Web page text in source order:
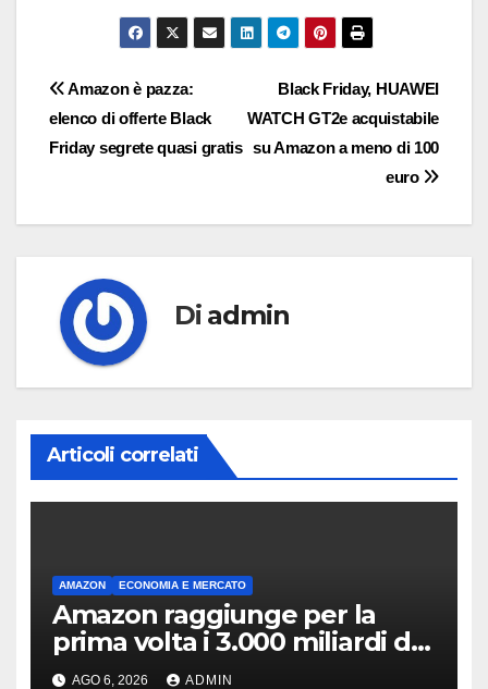
Navigazione
articoli
Black Friday, HUAWEI
WATCH GT2e acquistabile
su Amazon a meno di 100
euro
Amazon è pazza:
elenco di offerte Black
Friday segrete quasi gratis
Di admin
Articoli correlati
AMAZON ECONOMIA E MERCATO
Amazon raggiunge per la
prima volta i 3.000 miliardi di
capitalizzazione
AGO 6, 2026 ADMIN